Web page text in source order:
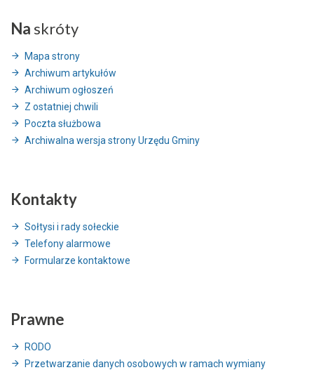
Na skróty
Mapa strony
Archiwum artykułów
Archiwum ogłoszeń
Z ostatniej chwili
Poczta służbowa
Archiwalna wersja strony Urzędu Gminy
Kontakty
Sołtysi i rady sołeckie
Telefony alarmowe
Formularze kontaktowe
Prawne
RODO
Przetwarzanie danych osobowych w ramach wymiany